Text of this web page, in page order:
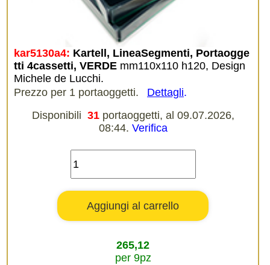
kar5130a4: Kartell, LineaSegmenti, Portaogge
tti 4cassetti, VERDE mm110x110 h120, Design
Michele de Lucchi.
Prezzo per 1 portaoggetti.
Dettagli.
Disponibili 31 portaoggetti, al 09.07.2026,
08:44. Verifica
265,12
per 9pz